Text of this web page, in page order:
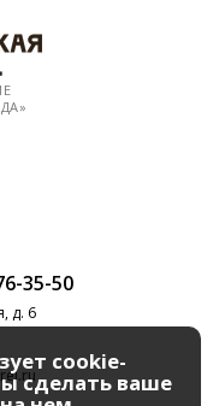
35-50
д. 6
cookie-
сделать ваше